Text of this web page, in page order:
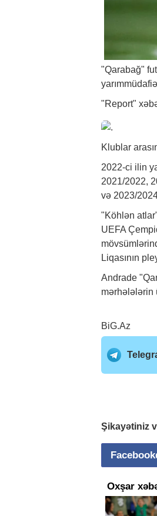
"Qarabağ"
"Report"
Klublar
2022-ci ilin
2021/2022,
və 2023/
"Köhlən
UEFA
Liqasının
Andrade
mərhələlərin
BiG.Az
Şikayətiniz
Oxşar